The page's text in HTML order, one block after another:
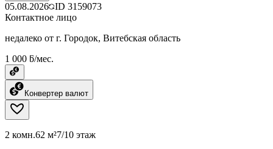
05.08.2026 ID 3159073
Контактное лицо
недалеко от г. Городок, Витебская область
1 000 ƃ/мес.
Конвертер валют
2 комн.62 м²7/10 этаж